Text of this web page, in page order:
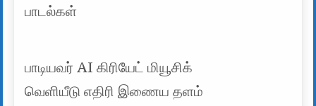
பாடல்கள்
பாடியவர் AI கிரியேட் மியூசிக்
வெளியீடு எதிரி இணைய தளம்